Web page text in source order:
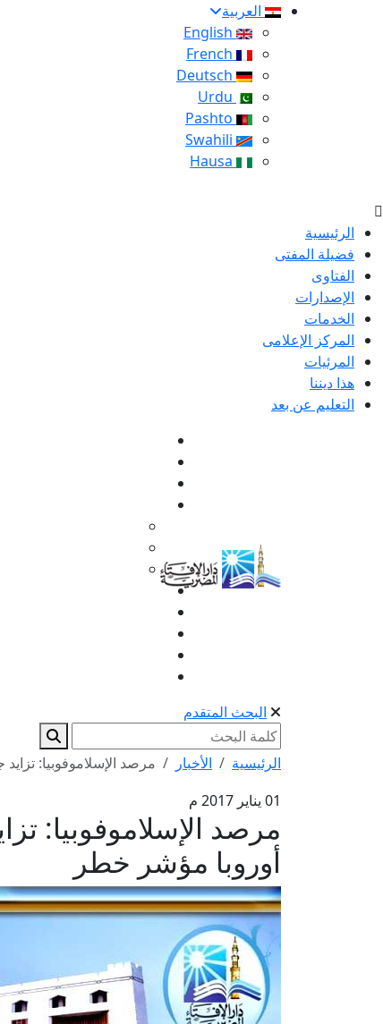
العربية
الرئيسية
فضيلة المفتى
الفتاوى
الإصدارات
الخدمات
المركز الإعلامى
المرئيات
هذا ديننا
التعليم عن بعد
البحث المتقدم
الرئيسية الأخبار
مرصد الإسلاموفوبيا:
01 يناير 2017 م
مرصد الإسلاموفوبيا:
أوروبا مؤشر خطر